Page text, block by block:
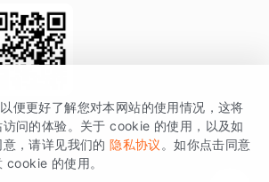
更多干货
智能分析与增长的品牌，核心平台为 GrowingIO
分析云。
便更好了解您对本网站的使用情况，这将
问的体验。关于 cookie 的使用，以及如
，请详见我们的 隐私协议 。如你点击同意
cookie 的使用。